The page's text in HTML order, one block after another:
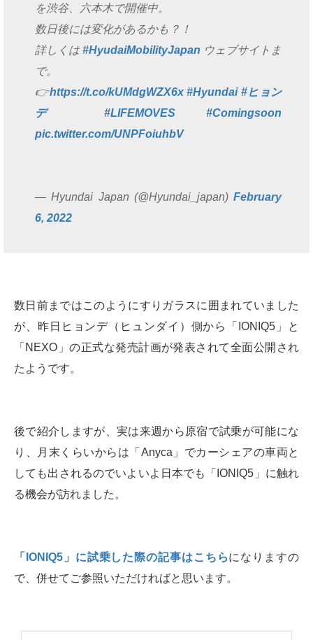
を渋谷、六本木で開催中。
数日後には変化があるかも？！
詳しくは#HyudaiMobilityJapan ウェブサイトま
で。
👉https://t.co/kUMdgWZX6x #Hyundai #ヒョン
デ
#LIFEMOVES
#Comingsoon
pic.twitter.com/UNPFoiuhbV
— Hyundai Japan (@Hyundai_japan) February
6, 2022
数日前まではこのようにすりガラスに囲まれていました
が、昨日ヒョンデ（ヒュンダイ）側から「IONIQ5」と
「NEXO」の正式な発売計画が発表されて全面公開され
たようです。
後で紹介しますが、実は来週から原宿で試乗が可能にな
り、月末くらいからは「Anyca」でカーシェアの車両と
しても出されるのでいよいよ日本でも「IONIQ5」に触れ
る機会が訪れました。
「IONIQ5」に試乗した際の記事はこちらになりますの
で、併せてご参照いただければと思います。